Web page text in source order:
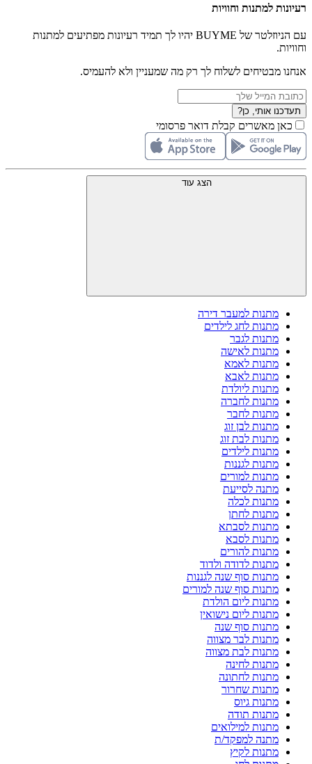
רעיונות למתנות וחוויות
עם הניוזלטר של BUYME יהיו לך תמיד רעיונות מפתיעים למתנות
וחוויות.
אנחנו מבטיחים לשלוח לך רק מה שמעניין ולא להעמיס.
תעדכנו אותי, כן?
כאן מאשרים קבלת דואר פרסומי
הצג עוד
מתנות למעבר דירה
מתנות לחג לילדים
מתנות לגבר
מתנות לאישה
מתנות לאמא
מתנות לאבא
מתנות ליולדת
מתנות לחברה
מתנות לחבר
מתנות לבן זוג
מתנות לבת זוג
מתנות לילדים
מתנות לגננות
מתנות למורים
מתנה לסייעת
מתנות לכלה
מתנות לחתן
מתנות לסבתא
מתנות לסבא
מתנות להורים
מתנות לדודה ולדוד
מתנות סוף שנה לגננות
מתנות סוף שנה למורים
מתנות ליום הולדת
מתנות ליום נישואין
מתנות סוף שנה
מתנות לבר מצווה
מתנות לבת מצווה
מתנות לחינה
מתנות לחתונה
מתנות שחרור
מתנות גיוס
מתנות תודה
מתנות למילואים
מתנה למפקד/ת
מתנות לקיץ